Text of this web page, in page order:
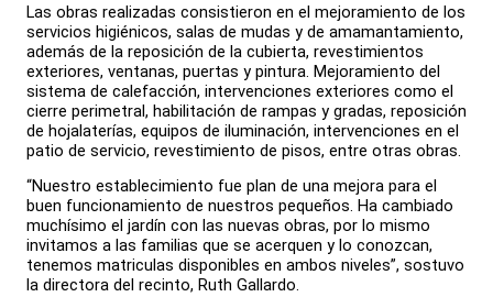
Las obras realizadas consistieron en el mejoramiento de los
servicios higiénicos, salas de mudas y de amamantamiento,
además de la reposición de la cubierta, revestimientos
exteriores, ventanas, puertas y pintura. Mejoramiento del
sistema de calefacción, intervenciones exteriores como el
cierre perimetral, habilitación de rampas y gradas, reposición
de hojalaterías, equipos de iluminación, intervenciones en el
patio de servicio, revestimiento de pisos, entre otras obras.
“Nuestro establecimiento fue plan de una mejora para el
buen funcionamiento de nuestros pequeños. Ha cambiado
muchísimo el jardín con las nuevas obras, por lo mismo
invitamos a las familias que se acerquen y lo conozcan,
tenemos matriculas disponibles en ambos niveles”, sostuvo
la directora del recinto, Ruth Gallardo.